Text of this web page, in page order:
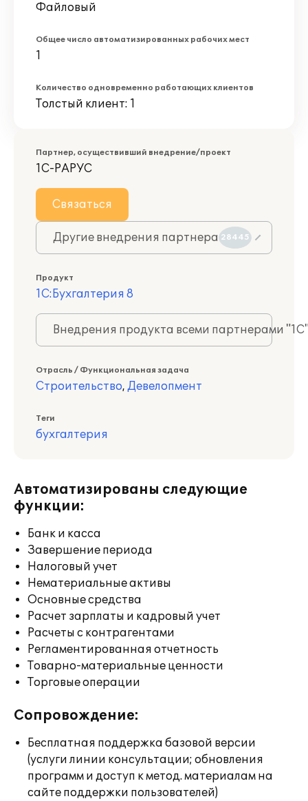
Файловый
Общее число автоматизированных рабочих мест
1
Количество одновременно работающих клиентов
Толстый клиент: 1
Партнер, осуществивший внедрение/проект
1С-РАРУС
Связаться
Другие внедрения партнера 28445
Продукт
1С:Бухгалтерия 8
Внедрения продукта всеми партнерами
Отрасль / Функциональная задача
Строительство, Девелопмент
Теги
бухгалтерия
Автоматизированы следующие
функции:
Банк и касса
Завершение периода
Налоговый учет
Нематериальные активы
Основные средства
Расчет зарплаты и кадровый учет
Расчеты с контрагентами
Регламентированная отчетность
Товарно-материальные ценности
Торговые операции
Сопровождение:
Бесплатная поддержка базовой версии
(услуги линии консультации; обновления
программ и доступ к метод. материалам на
сайте поддержки пользователей)